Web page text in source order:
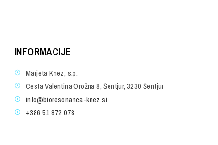
INFORMACIJE
Marjeta Knez, s.p.
Cesta Valentina Orožna 8, Šentjur, 3230 Šentjur
info@bioresonanca-knez.si
+386 51 872 078